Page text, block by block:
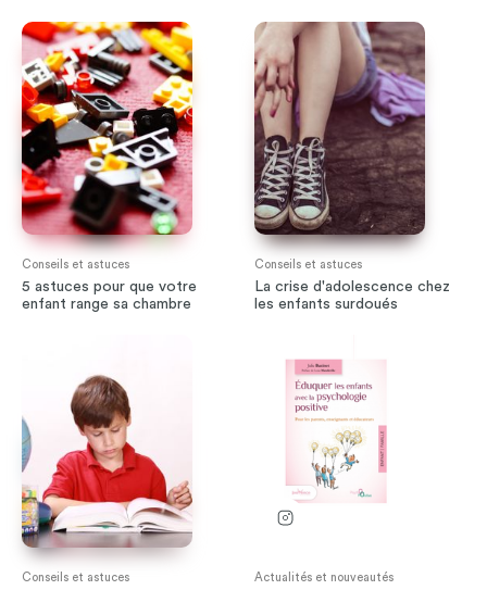
Conseils et astuces
5 astuces pour que votre
enfant range sa chambre
Conseils et astuces
La crise d'adolescence chez
les enfants surdoués
Conseils et astuces Actualités et nouveautés